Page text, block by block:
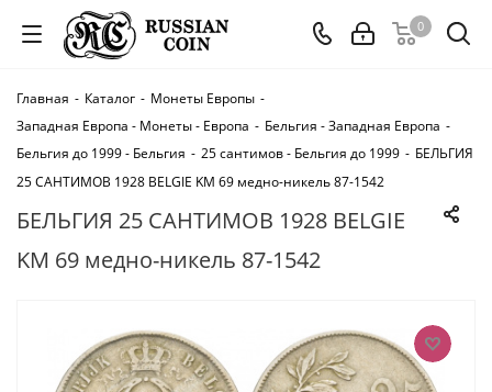
0
Главная - Каталог - Монеты Европы -
Западная Европа - Монеты - Европа - Бельгия - Западная Европа -
Бельгия до 1999 - Бельгия - 25 сантимов - Бельгия до 1999 - БЕЛЬГИЯ
25 САНТИМОВ 1928 BELGIE KM 69 медно-никель 87-1542
БЕЛЬГИЯ 25 САНТИМОВ 1928 BELGIE
KM 69 медно-никель 87-1542